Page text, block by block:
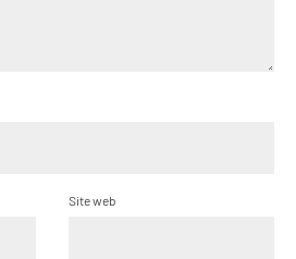
Site web